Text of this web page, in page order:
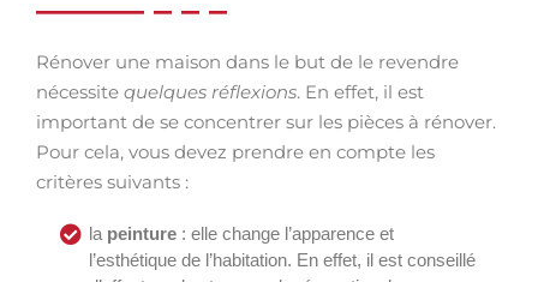
Rénover une maison dans le but de le revendre
nécessite quelques réflexions. En effet, il est
important de se concentrer sur les pièces à rénover.
Pour cela, vous devez prendre en compte les
critères suivants :
la peinture : elle change l’apparence et
l’esthétique de l’habitation. En effet, il est conseillé